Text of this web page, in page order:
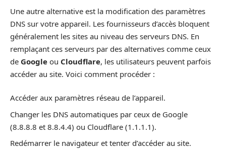
Une autre alternative est la modification des paramètres
DNS sur votre appareil. Les fournisseurs d’accès bloquent
généralement les sites au niveau des serveurs DNS. En
remplaçant ces serveurs par des alternatives comme ceux
de Google ou Cloudflare, les utilisateurs peuvent parfois
accéder au site. Voici comment procéder :
Accéder aux paramètres réseau de l’appareil.
Changer les DNS automatiques par ceux de Google
(8.8.8.8 et 8.8.4.4) ou Cloudflare (1.1.1.1).
Redémarrer le navigateur et tenter d’accéder au site.